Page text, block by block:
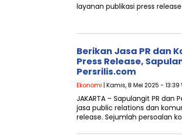
layanan publikasi press
Berikan Jasa PR dan
Press Release,
Persrilis.com
Ekonomi | Kamis, 8 Mei 2025 - 13:39
JAKARTA – Sapulangit PR
jasa public relations dan
release. Sejumlah persoalan